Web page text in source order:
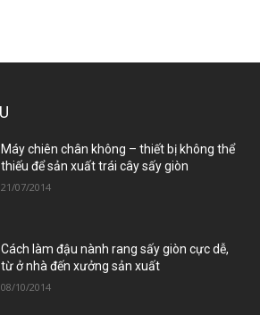
Máy chiên chân không – thiết bị không thể
thiếu để sản xuất trái cây sấy giòn
21/07/2014
Cách làm đậu nành rang sấy giòn cực dễ,
từ ở nhà đến xưởng sản xuất
08/10/2014